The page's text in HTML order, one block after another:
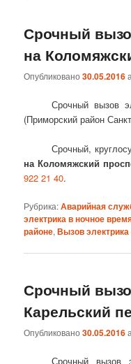
Срочный
на
Опубликовано30.05.2016
Срочный вызов
(Приморский район
Срочный,
на Коломяжский
922 21 40.
Рубрика:Аварийная
электрика в ночное
районе,Вызов электрика
Срочный
Карельский
Опубликовано30.05.2016
Срочный вызов